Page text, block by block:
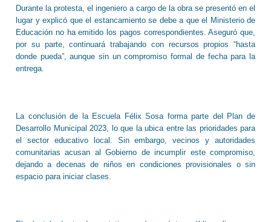
Durante la protesta, el ingeniero a cargo de la obra se presentó en el
lugar y explicó que el estancamiento se debe a que el Ministerio de
Educación no ha emitido los pagos correspondientes. Aseguró que,
por su parte, continuará trabajando con recursos propios “hasta
donde pueda”, aunque sin un compromiso formal de fecha para la
entrega.
La conclusión de la Escuela Félix Sosa forma parte del Plan de
Desarrollo Municipal 2023, lo que la ubica entre las prioridades para
el sector educativo local. Sin embargo, vecinos y autoridades
comunitarias acusan al Gobierno de incumplir este compromiso,
dejando a decenas de niños en condiciones provisionales o sin
espacio para iniciar clases.